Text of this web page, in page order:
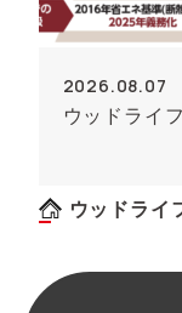
2026.08.07
ウッドライ
ウッドライ